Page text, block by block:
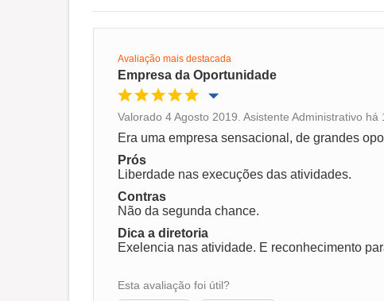
Avaliação mais destacada
Empresa da Oportunidade
Oportunidade de promoção
Ambiente de trabalho
Recomenda esta empresa
Valorado 4 Agosto 2019. Asistente Administrativo
Era uma empresa sensacional, de grandes
Prós
Liberdade nas execuções das atividades.
Contras
Não da segunda chance.
Dica a diretoria
Exelencia nas atividade. E reconhecimento
Esta avaliação foi útil?